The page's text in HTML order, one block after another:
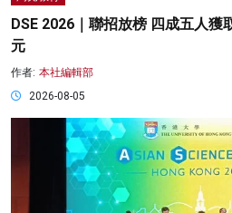
DSE 2026｜聯招放榜 四成五人獲
元
作者: 本社編輯部
2026-08-05